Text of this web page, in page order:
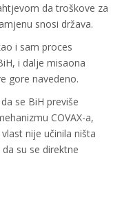
da troškove za
snosi država.
i sam proces
i dalje misaona
gore navedeno.
se BiH previše
COVAX-a,
nije učinila ništa
su se direktne